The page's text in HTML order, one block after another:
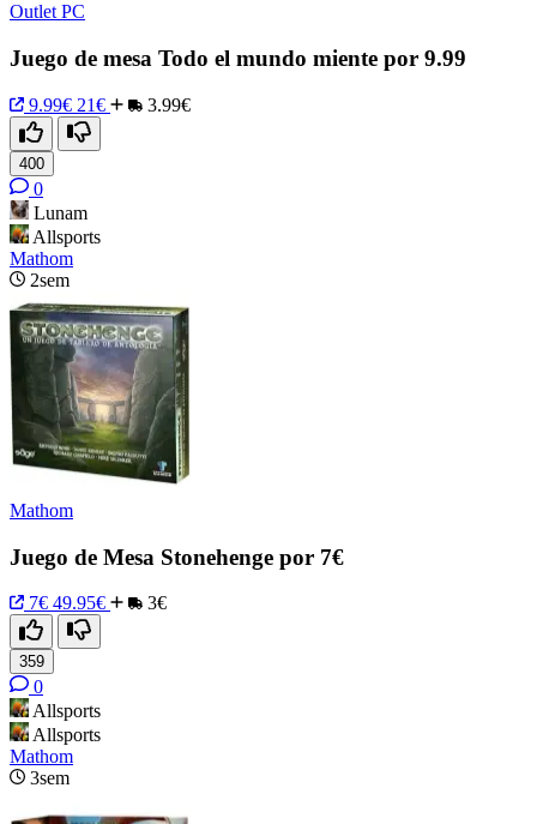
Outlet PC
Juego de mesa Todo el mundo miente por 9.99
9.99€ 21€ 3.99€
400
0
Lunam
Allsports
Mathom
2sem
Mathom
Juego de Mesa Stonehenge por 7€
7€ 49.95€ 3€
359
0
Allsports
Allsports
Mathom
3sem